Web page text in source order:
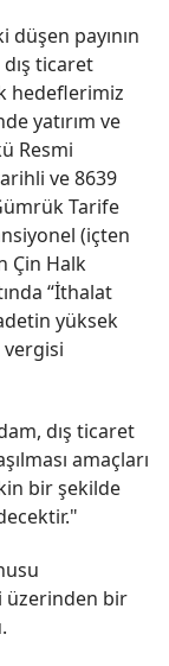
payının
ticaret
hedeflerimiz
yatırım ve
Resmi
ve 8639
Tarife
(içten
Çin Halk
“İthalat
yüksek
vergisi
dış ticaret
amaçları
bir şekilde
üzerinden bir